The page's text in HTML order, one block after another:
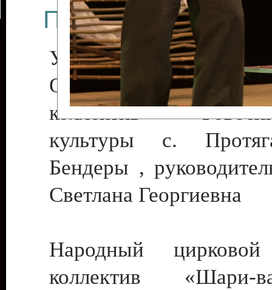
Приднестровского
Участники фестиваля:
Образцовый
коллектив
культуры с.
Бендеры ,
Светлана Георгиевна
Народный цирковой
коллектив